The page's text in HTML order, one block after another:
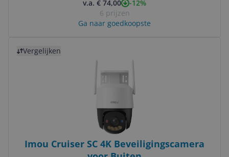
v.a. € 74,00
-12%
6 prijzen
Ga naar goedkoopste
Vergelijken
Imou Cruiser SC 4K Beveiligingscamera